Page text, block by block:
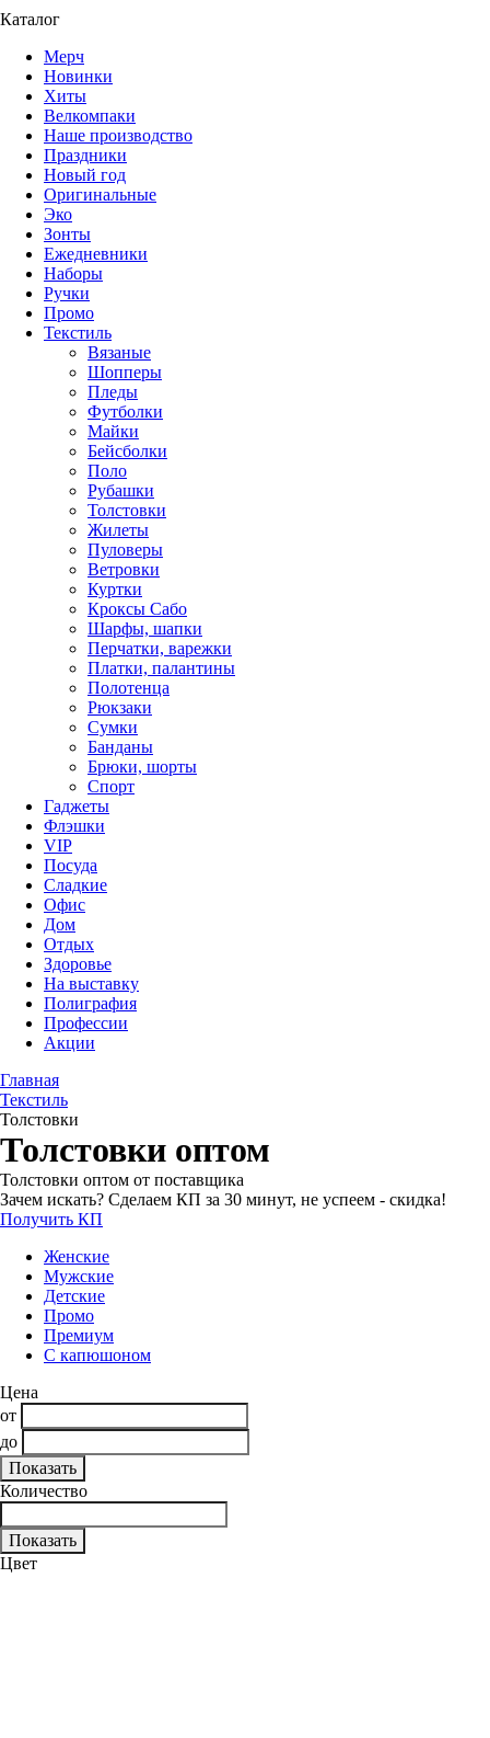
Каталог
Мерч
Новинки
Хиты
Велкомпаки
Наше производство
Праздники
Новый год
Оригинальные
Эко
Зонты
Ежедневники
Наборы
Ручки
Промо
Текстиль
Вязаные
Шопперы
Пледы
Футболки
Майки
Бейсболки
Поло
Рубашки
Толстовки
Жилеты
Пуловеры
Ветровки
Куртки
Кроксы Сабо
Шарфы, шапки
Перчатки, варежки
Платки, палантины
Полотенца
Рюкзаки
Сумки
Банданы
Брюки, шорты
Спорт
Гаджеты
Флэшки
VIP
Посуда
Сладкие
Офис
Дом
Отдых
Здоровье
На выставку
Полиграфия
Профессии
Акции
Главная
Текстиль
Толстовки
Толстовки оптом
Толстовки оптом от поставщика
Зачем искать? Сделаем КП за 30 минут, не успеем - скидка!
Получить КП
Женские
Мужские
Детские
Промо
Премиум
С капюшоном
Цена
от
до
Количество
Цвет